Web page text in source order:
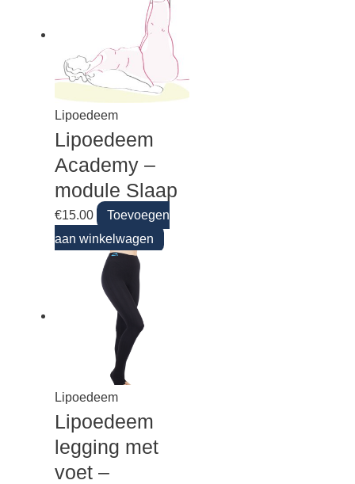
Lipoedeem
Lipoedeem
Academy –
module Slaap
€15.00
Toevoegen
aan winkelwagen
Lipoedeem
Lipoedeem
legging met
voet –